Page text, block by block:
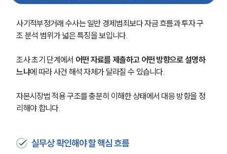
사기적부정거래 수사는 일반 경제범죄보다 자금 흐름과 투자 구
조 분석 범위가 넓은 특징을 보입니다.
조사 초기 단계에서 어떤 자료를 제출하고 어떤 방향으로 설명하
느냐에 따라 사건 해석 자체가 달라질 수 있습니다.
자본시장법 적용 구조를 충분히 이해한 상태에서 대응 방향을 정
리해야 합니다.
실무상 확인해야 할 핵심 흐름